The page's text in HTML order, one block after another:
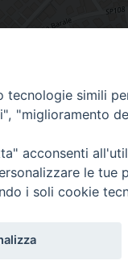
Italia
tecnologie simili
"miglioramento
acconsenti
le tue
i soli cookie